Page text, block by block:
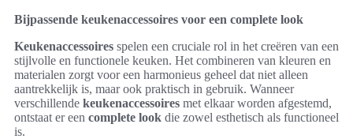
Bijpassende keukenaccessoires voor een complete look
Keukenaccessoires spelen een cruciale rol in het creëren van een
stijlvolle en functionele keuken. Het combineren van kleuren en
materialen zorgt voor een harmonieus geheel dat niet alleen
aantrekkelijk is, maar ook praktisch in gebruik. Wanneer
verschillende keukenaccessoires met elkaar worden afgestemd,
ontstaat er een complete look die zowel esthetisch als functioneel
is.